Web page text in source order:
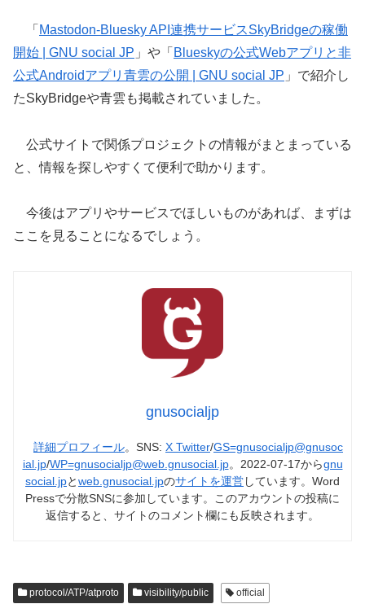
「 Mastodon-Bluesky API連携サービスSkyBridgeの稼働
開始 | GNU social JP 」や「 Blueskyの公式Webアプリと非
公式Androidアプリ青雲の公開 | GNU social JP 」で紹介し
たSkyBridgeや青雲も掲載されていました。
公式サイトで関係プロジェクトの情報がまとまっている
と、情報を探しやすくて便利で助かります。
今後はアプリやサービスでほしいものがあれば、まずは
ここを見ることになるでしょう。
gnusocialjp
詳細プロフィール。SNS: X Twitter/GS=gnusocialjp@gnusoc
ial.jp/WP=gnusocialjp@web.gnusocial.jp。2022-07-17からgnu
social.jpとweb.gnusocial.jpのサイトを運営しています。Word
Pressで分散SNSに参加しています。このアカウントの投稿に
返信すると、サイトのコメント欄にも反映されます。
protocol/ATP/atproto visibility/public official